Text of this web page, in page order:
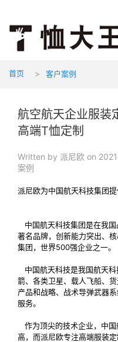
首页 客户案例
航空航天企业服装
高端T恤定制
Written by 派尼欧 on
案例
派尼欧为中国航天科技集团
中国航天科技集团是在我
著名品牌，创新能力突出、
集团，世界500强企业之一。
中国航天科技是我国航天
箭、各类卫星、载人飞船、
产品和战略、战术导弹武器
服务。
作为顶尖的技术企业，中
高，而派尼欧专注高端服装